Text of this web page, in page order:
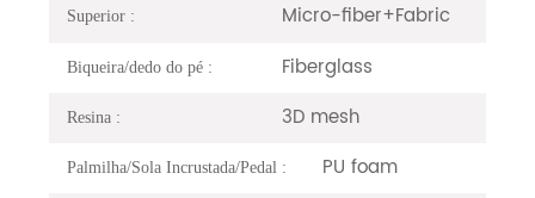
Superior : Micro-fiber+Fabric
Biqueira/dedo do pé : Fiberglass
Resina : 3D mesh
Palmilha/Sola Incrustada/Pedal : PU foam